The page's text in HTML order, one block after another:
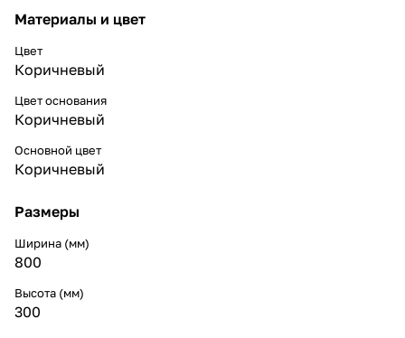
Материалы и цвет
Цвет
Коричневый
Цвет основания
Коричневый
Основной цвет
Коричневый
Размеры
Ширина (мм)
800
Высота (мм)
300